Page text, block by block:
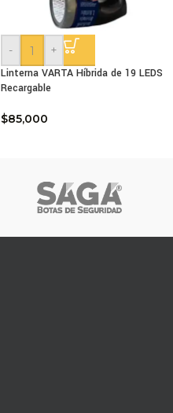
-
+
Linterna VARTA Híbrida de 19 LEDS
Recargable
$85,000